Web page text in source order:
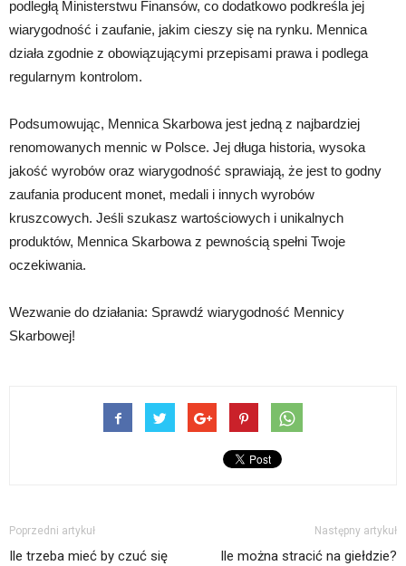
podległą Ministerstwu Finansów, co dodatkowo podkreśla jej
wiarygodność i zaufanie, jakim cieszy się na rynku. Mennica
działa zgodnie z obowiązującymi przepisami prawa i podlega
regularnym kontrolom.
Podsumowując, Mennica Skarbowa jest jedną z najbardziej
renomowanych mennic w Polsce. Jej długa historia, wysoka
jakość wyrobów oraz wiarygodność sprawiają, że jest to godny
zaufania producent monet, medali i innych wyrobów
kruszcowych. Jeśli szukasz wartościowych i unikalnych
produktów, Mennica Skarbowa z pewnością spełni Twoje
oczekiwania.
Wezwanie do działania: Sprawdź wiarygodność Mennicy
Skarbowej!
Poprzedni artykuł
Ile trzeba mieć by czuć się
Następny artykuł
Ile można stracić na giełdzie?